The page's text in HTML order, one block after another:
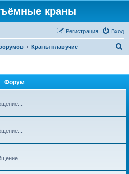
краны
Вход
Регистрация
Краны плавучие
Форум